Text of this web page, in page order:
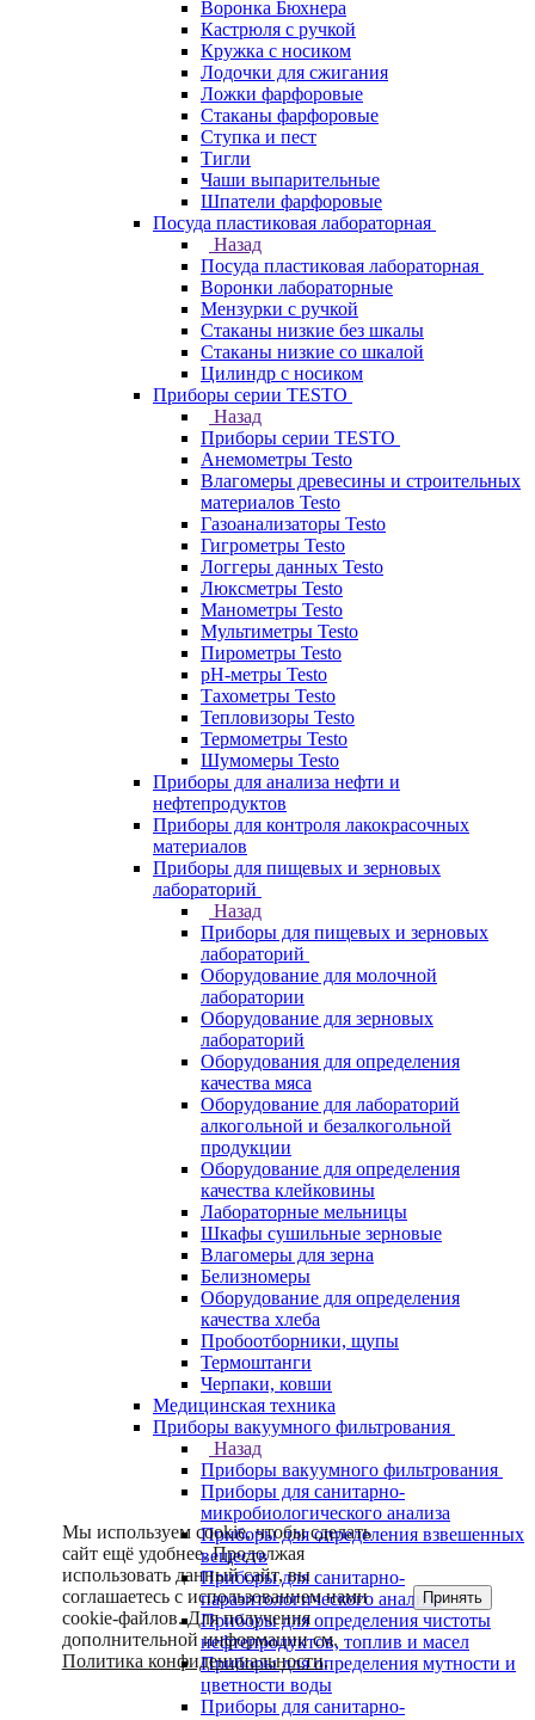
Воронка Бюхнера
Кастрюля с ручкой
Кружка с носиком
Лодочки для сжигания
Ложки фарфоровые
Стаканы фарфоровые
Ступка и пест
Тигли
Чаши выпарительные
Шпатели фарфоровые
Посуда пластиковая лабораторная
Назад
Посуда пластиковая лабораторная
Воронки лабораторные
Мензурки с ручкой
Стаканы низкие без шкалы
Стаканы низкие со шкалой
Цилиндр с носиком
Приборы серии TESTO
Назад
Приборы серии TESTO
Анемометры Testo
Влагомеры древесины и строительных
материалов Testo
Газоанализаторы Testo
Гигрометры Testo
Логгеры данных Testo
Люксметры Testo
Манометры Testo
Мультиметры Testo
Пирометры Testo
pH-метры Testo
Тахометры Testo
Тепловизоры Testo
Термометры Testo
Шумомеры Testo
Приборы для анализа нефти и
нефтепродуктов
Приборы для контроля лакокрасочных
материалов
Приборы для пищевых и зерновых
лабораторий
Назад
Приборы для пищевых и зерновых
лабораторий
Оборудование для молочной
лаборатории
Оборудование для зерновых
лабораторий
Оборудования для определения
качества мяса
Оборудование для лабораторий
алкогольной и безалкогольной
продукции
Оборудование для определения
качества клейковины
Лабораторные мельницы
Шкафы сушильные зерновые
Влагомеры для зерна
Белизномеры
Оборудование для определения
качества хлеба
Пробоотборники, щупы
Термоштанги
Черпаки, ковши
Медицинская техника
Приборы вакуумного фильтрования
Назад
Приборы вакуумного фильтрования
Приборы для санитарно-
микробиологического анализа
Приборы для определения взвешенных
веществ
Приборы для санитарно-
паразитологического анализа
Приборы для определения чистоты
нефтепродуктов, топлив и масел
Приборы для определения мутности и
цветности воды
Приборы для санитарно-
Мы используем cookie, чтобы сделать
сайт ещё удобнее. Продолжая
использовать данный сайт, вы
соглашаетесь с использованием нами
cookie-файлов. Для получения
дополнительной информации см.
Политика конфиденциальности.
Принять